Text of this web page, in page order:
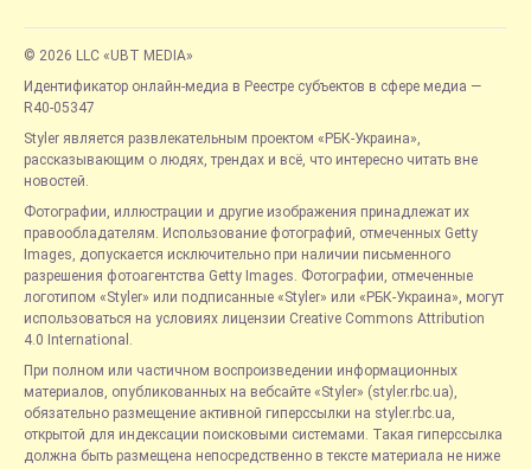
© 2026 LLC «UBT MEDIA»
Идентификатор онлайн-медиа в Реестре субъектов в сфере медиа —
R40-05347
Styler является развлекательным проектом «РБК-Украина»,
рассказывающим о людях, трендах и всё, что интересно читать вне
новостей.
Фотографии, иллюстрации и другие изображения принадлежат их
правообладателям. Использование фотографий, отмеченных Getty
Images, допускается исключительно при наличии письменного
разрешения фотоагентства Getty Images. Фотографии, отмеченные
логотипом «Styler» или подписанные «Styler» или «РБК-Украина», могут
использоваться на условиях лицензии Creative Commons Attribution
4.0 International.
При полном или частичном воспроизведении информационных
материалов, опубликованных на вебсайте «Styler» (styler.rbc.ua),
обязательно размещение активной гиперссылки на styler.rbc.ua,
открытой для индексации поисковыми системами. Такая гиперссылка
должна быть размещена непосредственно в тексте материала не ниже